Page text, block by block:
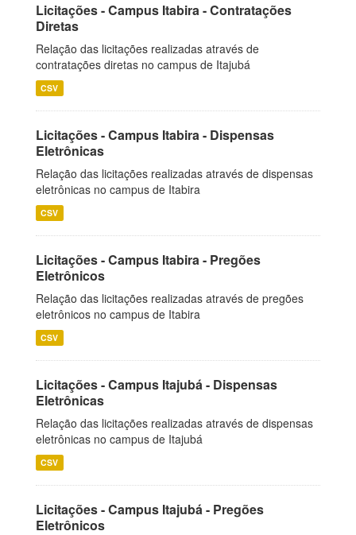
Licitações - Campus Itabira - Contratações
Diretas
Relação das licitações realizadas através de
contratações diretas no campus de Itajubá
CSV
Licitações - Campus Itabira - Dispensas
Eletrônicas
Relação das licitações realizadas através de dispensas
eletrônicas no campus de Itabira
CSV
Licitações - Campus Itabira - Pregões
Eletrônicos
Relação das licitações realizadas através de pregões
eletrônicos no campus de Itabira
CSV
Licitações - Campus Itajubá - Dispensas
Eletrônicas
Relação das licitações realizadas através de dispensas
eletrônicas no campus de Itajubá
CSV
Licitações - Campus Itajubá - Pregões
Eletrônicos